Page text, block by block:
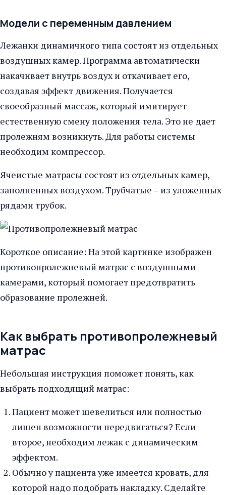
Модели с переменным давлением
Лежанки динамичного типа состоят из отдельных
воздушных камер. Программа автоматически
накачивает внутрь воздух и откачивает его,
создавая эффект движения. Получается
своеобразный массаж, который имитирует
естественную смену положения тела. Это не дает
пролежням возникнуть. Для работы системы
необходим компрессор.
Ячеистые матрасы состоят из отдельных камер,
заполненных воздухом. Трубчатые – из уложенных
рядами трубок.
Короткое описание: На этой картинке изображен
противопролежневый матрас с воздушными
камерами, который помогает предотвратить
образование пролежней.
Как выбрать противопролежневый
матрас
Небольшая инструкция поможет понять, как
выбрать подходящий матрас:
Пациент может шевелиться или полностью
лишен возможности передвигаться? Если
второе, необходим лежак с динамическим
эффектом.
Обычно у пациента уже имеется кровать, для
которой надо подобрать накладку. Сделайте